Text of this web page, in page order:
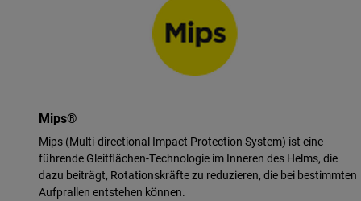
Mips®
Mips (Multi-directional Impact Protection System) ist eine
führende Gleitflächen-Technologie im Inneren des Helms, die
dazu beiträgt, Rotationskräfte zu reduzieren, die bei bestimmten
Aufprallen entstehen können.